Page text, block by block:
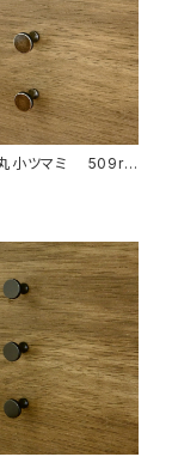
丸小ツマミ 509rb
ズ５本セット 日